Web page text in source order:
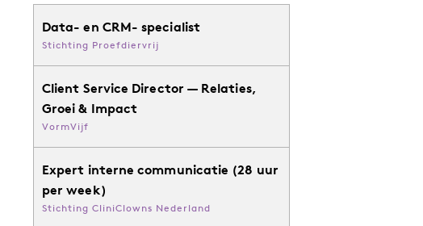
Data- en CRM- specialist
Stichting Proefdiervrij
Client Service Director — Relaties,
Groei & Impact
VormVijf
Expert interne communicatie (28 uur
per week)
Stichting CliniClowns Nederland